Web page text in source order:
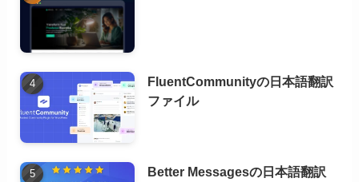
FluentCommunityの日本語翻訳
ファイル
Better Messagesの日本語翻訳